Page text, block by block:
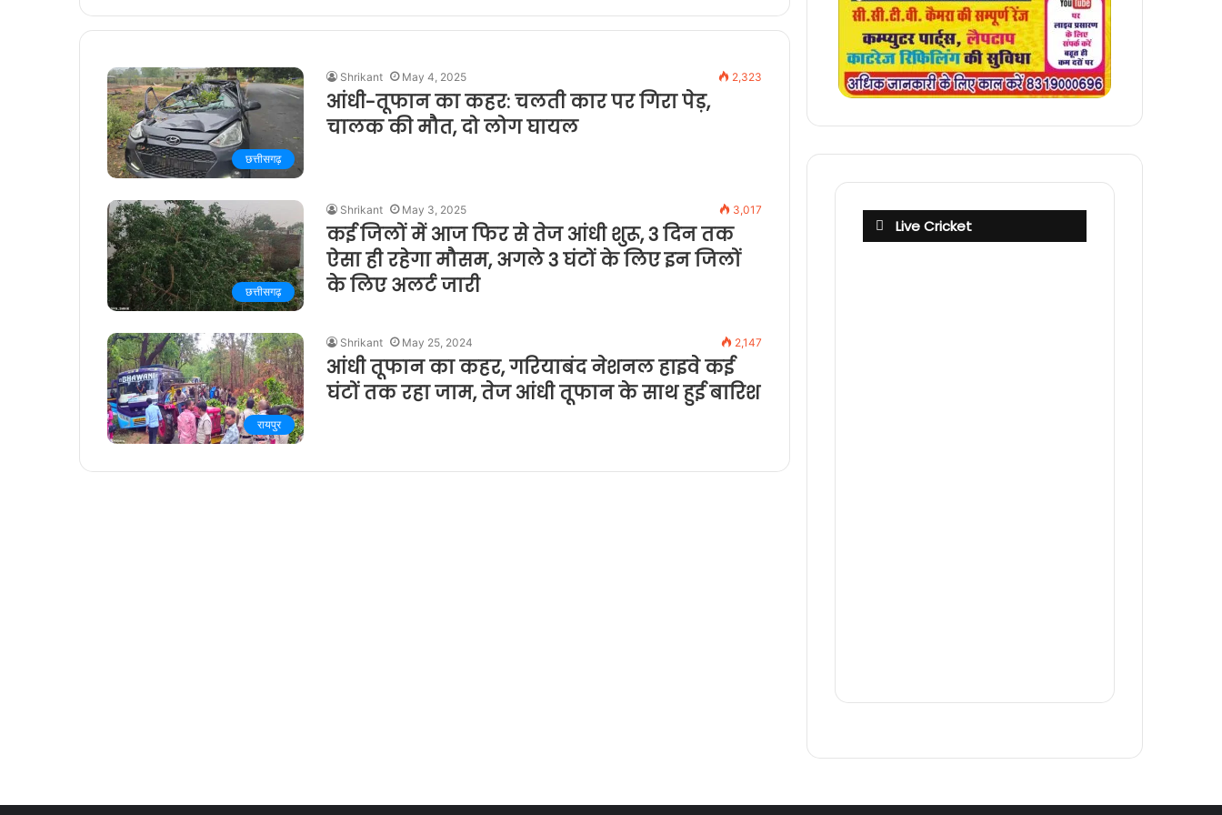
छत्तीसगढ़
Shrikant May 4, 2025 2,323
आंधी-तूफान का कहर: चलती कार पर गिरा पेड़,
चालक की मौत, दो लोग घायल
छत्तीसगढ़
Shrikant May 3, 2025 3,017
कई जिलों में आज फिर से तेज आंधी शुरू, 3 दिन तक
ऐसा ही रहेगा मौसम, अगले 3 घंटों के लिए इन जिलों
के लिए अलर्ट जारी
रायपुर
Shrikant May 25, 2024 2,147
आंधी तूफान का कहर, गरियाबंद नेशनल हाइवे कई
घंटों तक रहा जाम, तेज आंधी तूफान के साथ हुई बारिश
Live Cricket